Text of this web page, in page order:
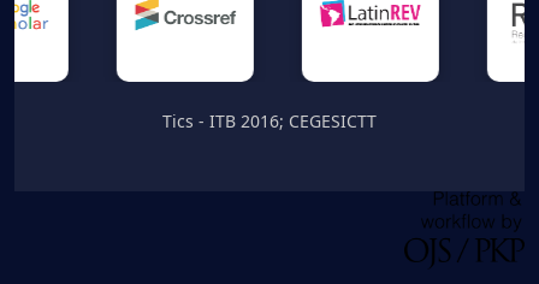
Tics - ITB 2016; CEGESICTT